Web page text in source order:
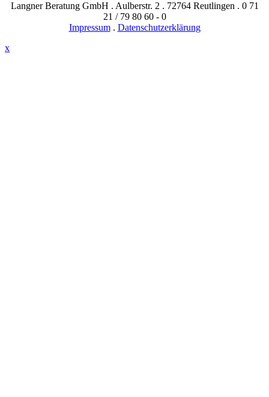
Langner Beratung GmbH . Aulberstr. 2 . 72764 Reutlingen . 0 71
21 / 79 80 60 - 0
Impressum. Datenschutzerklärung
x